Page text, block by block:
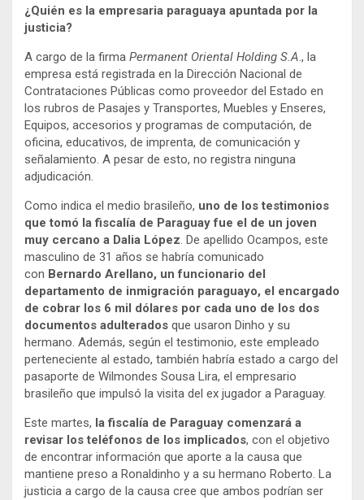
¿Quién es la empresaria paraguaya apuntada por la
justicia?
A cargo de la firma Permanent Oriental Holding S.A., la
empresa está registrada en la Dirección Nacional de
Contrataciones Públicas como proveedor del Estado en
los rubros de Pasajes y Transportes, Muebles y Enseres,
Equipos, accesorios y programas de computación, de
oficina, educativos, de imprenta, de comunicación y
señalamiento. A pesar de esto, no registra ninguna
adjudicación.
Como indica el medio brasileño, uno de los testimonios
que tomó la fiscalía de Paraguay fue el de un joven
muy cercano a Dalia López. De apellido Ocampos, este
masculino de 31 años se habría comunicado
con Bernardo Arellano, un funcionario del
departamento de inmigración paraguayo, el encargado
de cobrar los 6 mil dólares por cada uno de los dos
documentos adulterados que usaron Dinho y su
hermano. Además, según el testimonio, este empleado
perteneciente al estado, también habría estado a cargo del
pasaporte de Wilmondes Sousa Lira, el empresario
brasileño que impulsó la visita del ex jugador a Paraguay.
Este martes, la fiscalía de Paraguay comenzará a
revisar los teléfonos de los implicados, con el objetivo
de encontrar información que aporte a la causa que
mantiene preso a Ronaldinho y a su hermano Roberto. La
justicia a cargo de la causa cree que ambos podrían ser